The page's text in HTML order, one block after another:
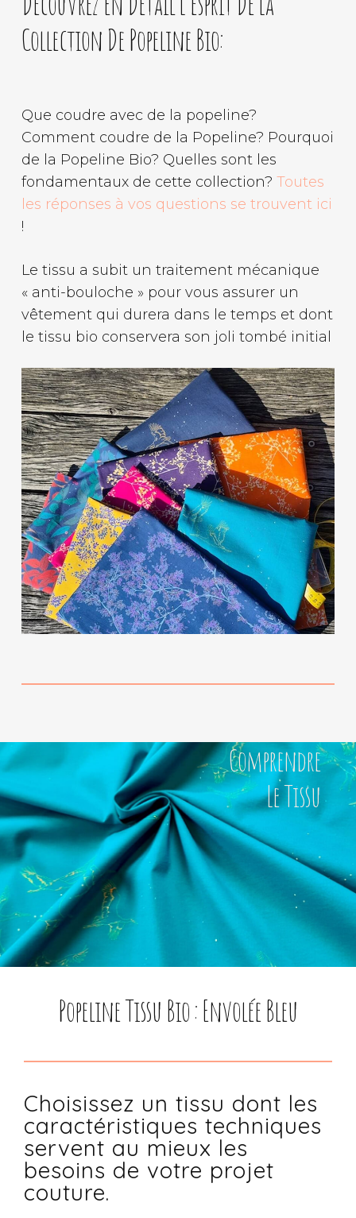
Collection De Popeline Bio:
Que coudre avec de la popeline?
Comment coudre de la Popeline? Pourquoi
de la Popeline Bio? Quelles sont les
fondamentaux de cette collection?Toutes
les réponses à vos questions se trouvent ici
!
Le tissu a subit un traitement mécanique
« anti-bouloche » pour vous assurer un
vêtement qui durera dans le temps et dont
le tissu bio conservera son joli tombé initial
Comprendre
Le Tissu
Popeline Tissu Bio : Envolée Bleu
Choisissez un tissu dont les
caractéristiques techniques
servent au mieux les
besoins de votre projet
couture.